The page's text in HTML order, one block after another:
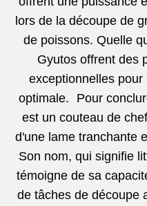
lors de la découpe de
de poissons. Quelle
Gyutos offrent des
exceptionnelles
optimale. Pour
est un couteau de
d'une lame tranchante
Son nom, qui signifie
témoigne de sa
de tâches de découpe